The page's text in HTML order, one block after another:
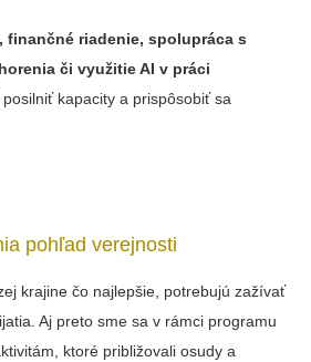
finančné riadenie, spolupráca s
či využitie AI v práci
kapacity a prispôsobiť sa
pohľad verejnosti
krajine čo najlepšie, potrebujú zažívať
Aj preto sme sa v rámci programu
ktoré približovali osudy a